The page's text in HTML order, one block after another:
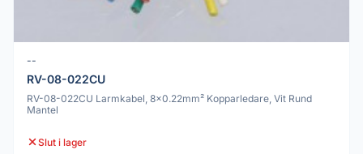
--
RV-08-022CU
RV-08-022CU Larmkabel, 8x0.22mm² Kopparledare, Vit Rund
Mantel
Slut i lager